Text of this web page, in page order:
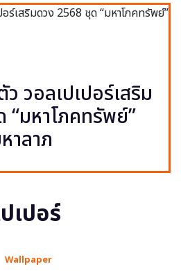
วอลเปเปอร์เสริม
“มหาโภคทรัพย์”
าลาภ
เปอร์
Wallpaper